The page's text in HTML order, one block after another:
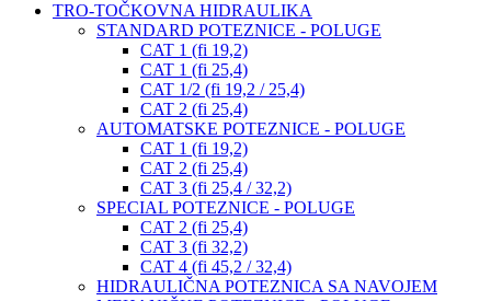
TRO-TOČKOVNA HIDRAULIKA
STANDARD POTEZNICE - POLUGE
CAT 1 (fi 19,2)
CAT 1 (fi 25,4)
CAT 1/2 (fi 19,2 / 25,4)
CAT 2 (fi 25,4)
AUTOMATSKE POTEZNICE - POLUGE
CAT 1 (fi 19,2)
CAT 2 (fi 25,4)
CAT 3 (fi 25,4 / 32,2)
SPECIAL POTEZNICE - POLUGE
CAT 2 (fi 25,4)
CAT 3 (fi 32,2)
CAT 4 (fi 45,2 / 32,4)
HIDRAULIČNA POTEZNICA SA NAVOJEM